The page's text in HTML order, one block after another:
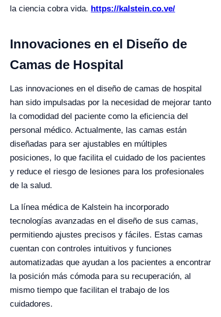
la ciencia cobra vida. https://kalstein.co.ve/
Innovaciones en el Diseño de
Camas de Hospital
Las innovaciones en el diseño de camas de hospital
han sido impulsadas por la necesidad de mejorar tanto
la comodidad del paciente como la eficiencia del
personal médico. Actualmente, las camas están
diseñadas para ser ajustables en múltiples
posiciones, lo que facilita el cuidado de los pacientes
y reduce el riesgo de lesiones para los profesionales
de la salud.
La línea médica de Kalstein ha incorporado
tecnologías avanzadas en el diseño de sus camas,
permitiendo ajustes precisos y fáciles. Estas camas
cuentan con controles intuitivos y funciones
automatizadas que ayudan a los pacientes a encontrar
la posición más cómoda para su recuperación, al
mismo tiempo que facilitan el trabajo de los
cuidadores.